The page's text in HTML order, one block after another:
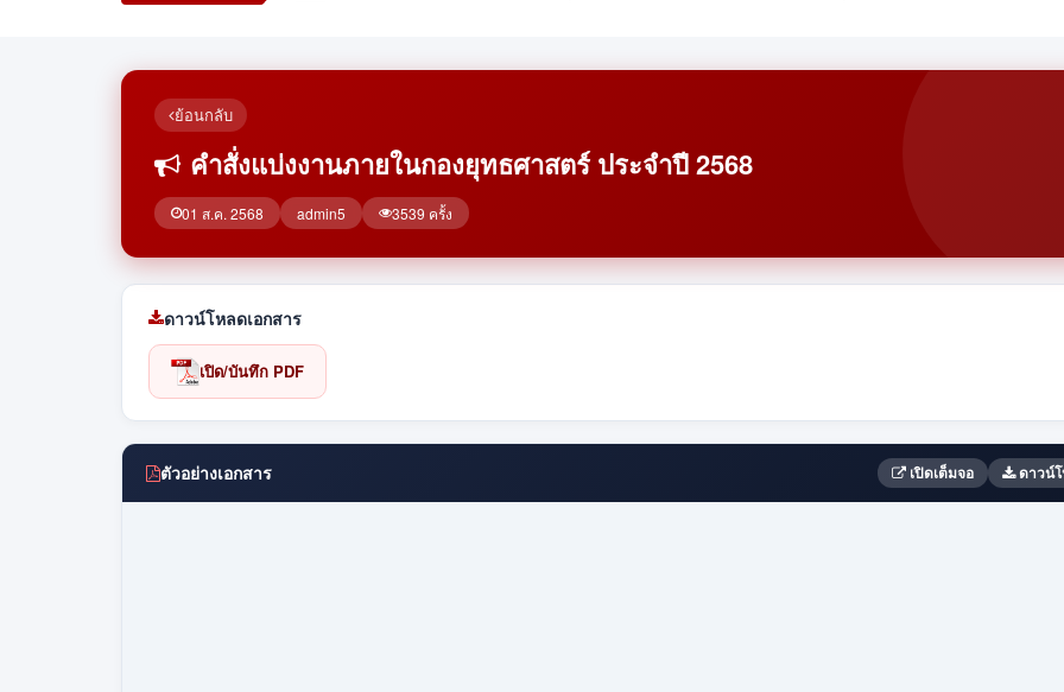
ย้อนกลับ
คำสั่งแบ่งงานภายในกองยุทธศาสตร์ ประจำปี 2568
01 ส.ค. 2568 admin5 3539 ครั้ง
ดาวน์โหลดเอกสาร
เปิด/บันทึก PDF
ตัวอย่างเอกสาร เปิดเต็มจอ ดาวน์